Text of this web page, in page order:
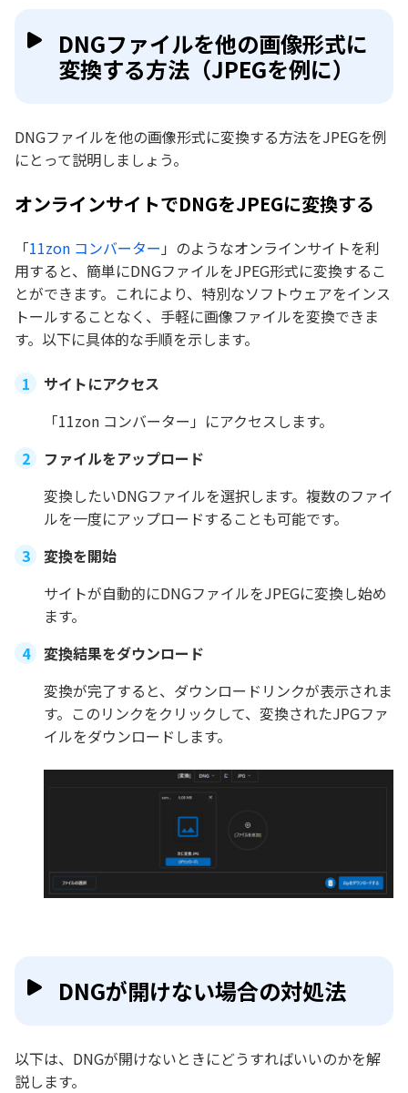
DNGファイルを他の画像形式に
変換する方法（JPEGを例に）
DNGファイルを他の画像形式に変換する方法をJPEGを例
にとって説明しましょう。
オンラインサイトでDNGをJPEGに変換する
「11zon コンバーター 」のようなオンラインサイトを利
用すると、簡単にDNGファイルをJPEG形式に変換するこ
とができます。これにより、特別なソフトウェアをインス
トールすることなく、手軽に画像ファイルを変換できま
す。以下に具体的な手順を示します。
サイトにアクセス
「11zon コンバーター」にアクセスします。
ファイルをアップロード
変換したいDNGファイルを選択します。複数のファイ
ルを一度にアップロードすることも可能です。
変換を開始
サイトが自動的にDNGファイルをJPEGに変換し始め
ます。
変換結果をダウンロード
変換が完了すると、ダウンロードリンクが表示されま
す。このリンクをクリックして、変換されたJPGファ
イルをダウンロードします。
DNGが開けない場合の対処法
以下は、DNGが開けないときにどうすればいいのかを解
説します。